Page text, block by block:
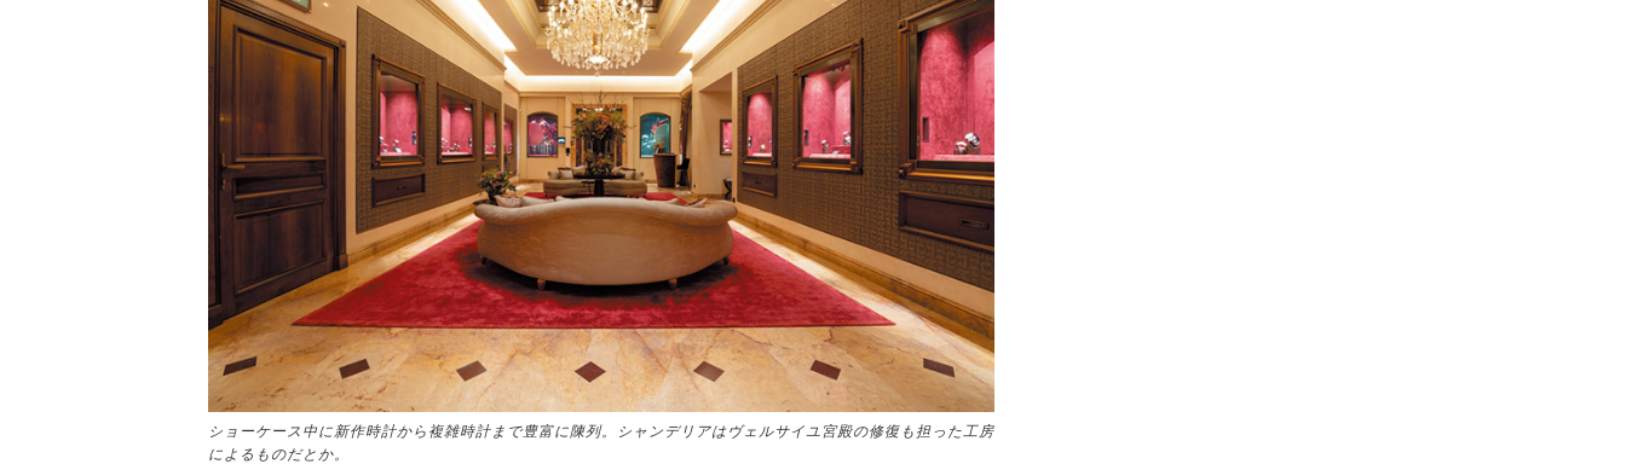
ショーケース中に新作時計から複雑時計まで豊富に陳列。シャンデリアはヴェルサイユ宮殿の修復も担った工房
によるものだとか。